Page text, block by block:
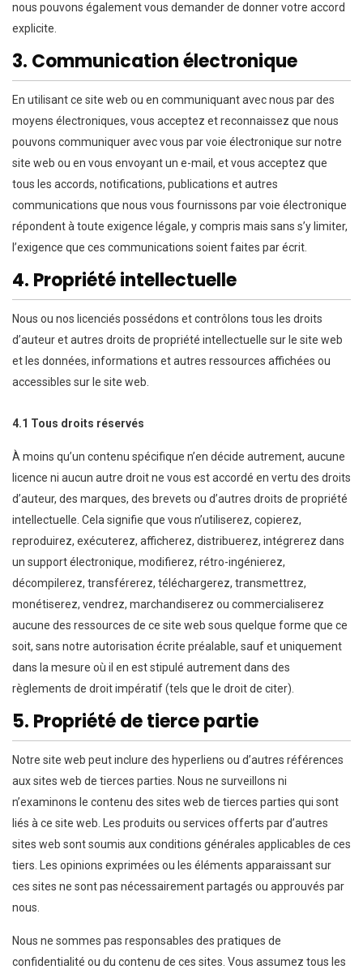
nous pouvons également vous demander de donner votre accord
explicite.
3. Communication électronique
En utilisant ce site web ou en communiquant avec nous par des
moyens électroniques, vous acceptez et reconnaissez que nous
pouvons communiquer avec vous par voie électronique sur notre
site web ou en vous envoyant un e-mail, et vous acceptez que
tous les accords, notifications, publications et autres
communications que nous vous fournissons par voie électronique
répondent à toute exigence légale, y compris mais sans s’y limiter,
l’exigence que ces communications soient faites par écrit.
4. Propriété intellectuelle
Nous ou nos licenciés possédons et contrôlons tous les droits
d’auteur et autres droits de propriété intellectuelle sur le site web
et les données, informations et autres ressources affichées ou
accessibles sur le site web.
4.1 Tous droits réservés
À moins qu’un contenu spécifique n’en décide autrement, aucune
licence ni aucun autre droit ne vous est accordé en vertu des droits
d’auteur, des marques, des brevets ou d’autres droits de propriété
intellectuelle. Cela signifie que vous n’utiliserez, copierez,
reproduirez, exécuterez, afficherez, distribuerez, intégrerez dans
un support électronique, modifierez, rétro-ingénierez,
décompilerez, transférerez, téléchargerez, transmettrez,
monétiserez, vendrez, marchandiserez ou commercialiserez
aucune des ressources de ce site web sous quelque forme que ce
soit, sans notre autorisation écrite préalable, sauf et uniquement
dans la mesure où il en est stipulé autrement dans des
règlements de droit impératif (tels que le droit de citer).
5. Propriété de tierce partie
Notre site web peut inclure des hyperliens ou d’autres références
aux sites web de tierces parties. Nous ne surveillons ni
n’examinons le contenu des sites web de tierces parties qui sont
liés à ce site web. Les produits ou services offerts par d’autres
sites web sont soumis aux conditions générales applicables de ces
tiers. Les opinions exprimées ou les éléments apparaissant sur
ces sites ne sont pas nécessairement partagés ou approuvés par
nous.
Nous ne sommes pas responsables des pratiques de
confidentialité ou du contenu de ces sites. Vous assumez tous les